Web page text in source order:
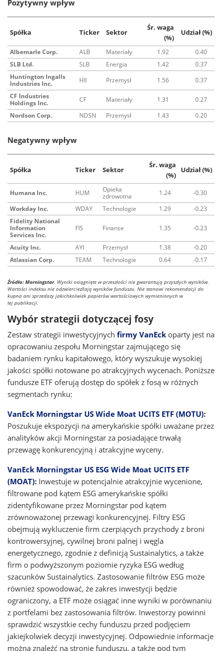
Pozytywny wpływ
Spółka Ticker Sektor
Śr. waga
(%)
Udział (%)
Albemarle Corp. ALB Materiały 1.92
0.40
SLB Ltd.
SLB Energia 1.42
0.37
Huntington Ingalls
Industries Inc.
HII Przemysł 1.56
0.37
CF Industries
Holdings Inc.
CF Materiały 1.31
0.27
Nordson Corp.
NDSN Przemysł 1.43 0.20
Negatywny wpływ
Spółka Ticker Sektor
Śr. waga
(%)
Udział (%)
Humana Inc. HUM
Opieka
zdrowotna
1.24
-0.30
Workday Inc.
WDAY Technologie 1.29
-0.23
Fidelity National
Information
Services Inc.
FIS Finanse 1.35 -0.23
Acuity Inc. AYI Przemysł 1.38
-0.20
Atlassian Corp.
TEAM Technologie 0.64 -0.17
Źródło: Morningstar. Wyniki osiągnięte w przeszłości nie gwarantują przyszłych wyników.
Wartości indeksu nie odzwierciedlają wyników funduszu. Nie stanowi rekomendacji do
kupna ani sprzedaży jakichkolwiek papierów wartościowych wymienionych w
tej publikacji.
Wybór strategii dotyczącej fosy
Zestaw strategii inwestycyjnych firmy VanEck oparty jest na
opracowaniu zespołu Morningstar zajmującego się
badaniem rynku kapitałowego, który wyszukuje wysokiej
jakości spółki notowane po atrakcyjnych wycenach. Poniższe
fundusze ETF oferują dostęp do spółek z fosą w różnych
segmentach rynku:
VanEck Morningstar US Wide Moat UCITS ETF (MOTU):
Poszukuje ekspozycji na amerykańskie spółki uważane przez
analityków akcji Morningstar za posiadające trwałą
przewagę konkurencyjną i atrakcyjne wyceny.
VanEck Morningstar US ESG Wide Moat UCITS ETF
(MOAT): Inwestuje w potencjalnie atrakcyjnie wycenione,
filtrowane pod kątem ESG amerykańskie spółki
zidentyfikowane przez Morningstar pod kątem
zrównoważonej przewagi konkurencyjnej. Filtry ESG
obejmują wykluczenie firm czerpiących przychody z broni
kontrowersyjnej, cywilnej broni palnej i węgla
energetycznego, zgodnie z definicją Sustainalytics, a także
firm o podwyższonym poziomie ryzyka ESG według
szacunków Sustainalytics. Zastosowanie filtrów ESG może
również spowodować, że zakres inwestycji będzie
ograniczony, a ETF może osiągać inne wyniki w porównaniu
z portfelami bez zastosowania filtrów. Inwestorzy powinni
sprawdzić wszystkie cechy funduszu przed podjęciem
jakiejkolwiek decyzji inwestycyjnej. Odpowiednie informacje
można znaleźć na stronie funduszu, a także pod tym